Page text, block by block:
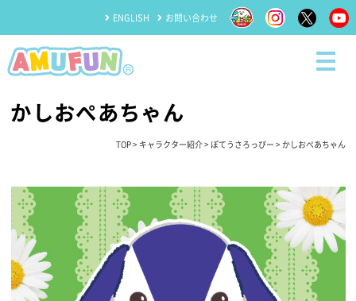
ENGLISH お問い合わせ
かしおぺあちゃん
TOP> キャラクター紹介> ぽてうさろっぴー > かしおぺあちゃん